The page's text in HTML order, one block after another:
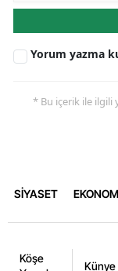
Yorum yazma
* Bu içerik ile ilgili
SİYASET
Köşe
Künye